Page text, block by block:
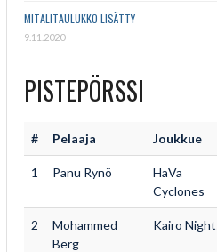
MITALITAULUKKO LISÄTTY
9.11.2020
PISTEPÖRSSI
# Pelaaja Joukkue
1 Panu Rynö
HaVa
Cyclones
2
Mohammed
Berg
Kairo